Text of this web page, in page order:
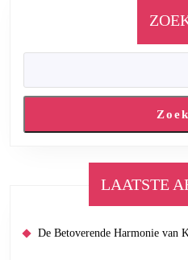
LAATSTE
De Betoverende Harmonie van